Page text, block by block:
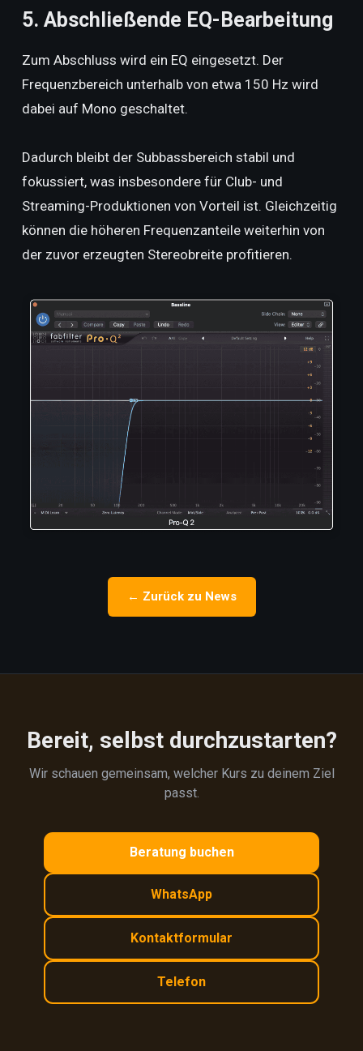
5. Abschließende EQ-Bearbeitung
Zum Abschluss wird ein EQ eingesetzt. Der
Frequenzbereich unterhalb von etwa 150 Hz wird
dabei auf Mono geschaltet.
Dadurch bleibt der Subbassbereich stabil und
fokussiert, was insbesondere für Club- und
Streaming-Produktionen von Vorteil ist. Gleichzeitig
können die höheren Frequenzanteile weiterhin von
der zuvor erzeugten Stereobreite profitieren.
← Zurück zu News
Bereit, selbst durchzustarten?
Wir schauen gemeinsam, welcher Kurs zu deinem Ziel
passt.
Beratung buchen
WhatsApp
Kontaktformular
Telefon